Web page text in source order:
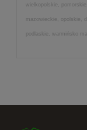
wielkopolskie,
mazowieckie, opolskie,
podlaskie, warmińsko